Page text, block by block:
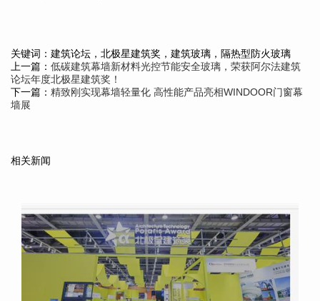
关键词：建筑论坛，北极星建筑奖，建筑玻璃，隔热型防火玻璃
上一篇： 低碳建筑幕墙新材料光控节能安全玻璃，荣获阿尔法建筑
论坛年度北极星建筑奖！
下一篇： 精致刚实现幕墙轻量化 高性能产品亮相WINDOOR门窗幕
墙展
相关新闻